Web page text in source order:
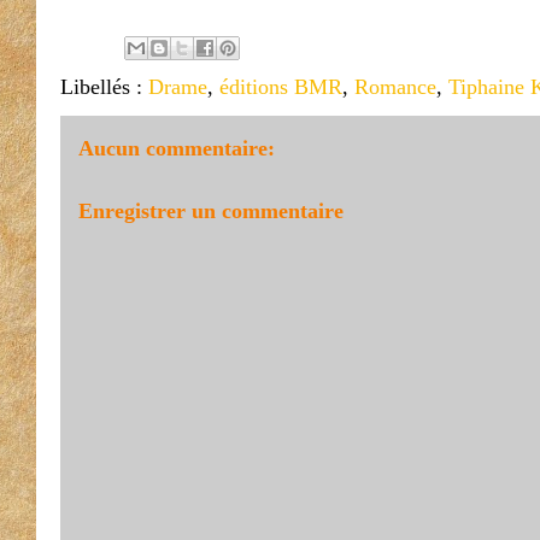
Libellés : Drame, éditions BMR, Romance, Tiphaine
Aucun commentaire:
Enregistrer un commentaire